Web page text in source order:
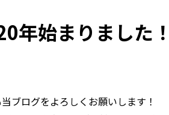
年始まりました！
ブログをよろしくお願いします！